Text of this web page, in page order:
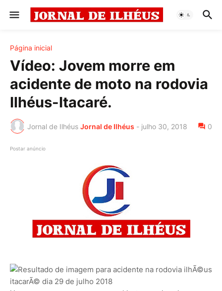
Página inicial
Vídeo: Jovem morre em
acidente de moto na rodovia
Ilhéus-Itacaré.
Jornal de Ilhéus Jornal de Ilhéus - julho 30, 2018 0
Postar anúncio